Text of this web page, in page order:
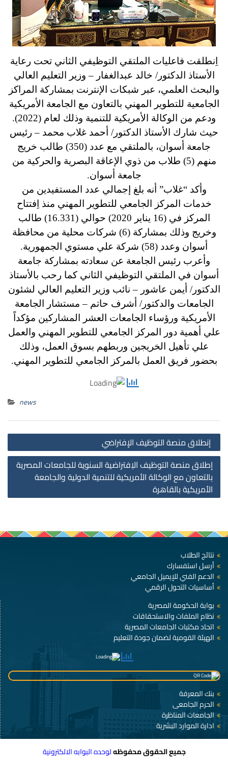
اِنطلقت فاعليات الملتقي التوظيفي الثاني تحت رعاية
الأستاذ الدكتور/ خالد عبدالغفار – وزير التعليم العالي
والبحث العلمي، عبر شبكات الإنترنت بمشاركة المراكز
الجامعية للتطوير المهني بالتعاون مع الجامعة الأمريكية
ودعم من الوكالة الأمريكية للتنمية وذلك لعام (2022).
حيث شارك الأستاذ الدكتور/ أحمد غلاب محمد – رئيس
جامعة أسوان، بالملتقي مع عدد (350) طالب خريج
منهم (5) طلاب من ذوي الإعاقة البصرية والحركية من
جامعة أسوان.
وأكد “غلاب” أنه بلغ إجمالي عدد المستفيدين من
خدمات المركز الجامعي للتطوير المهني منذ اِفتتاح
المركز في (16 يناير 2020) حوالي (16.331) طالب
وخريج وذلك بمشاركة (6) شركات محلية من محافظة
أسوان وعدد (58) شركة علي مستوي الجمهورية.
وأعرب رئيس الجامعة عن سعادته بمشاركة جامعة
أسوان في الملتقي التوظيفي الثاني كما رحب بالأستاذ
الدكتور/ أيمن عاشور – نائب وزير التعليم العالي لشئون
الجامعات والدكتور/ أشرف حاتم – مستشار الجامعة
الأمريكية ورؤساء الجامعات العشر المشاركين مؤكداً
علي أهمية دور المركز الجامعي للتطوير المهني والعمل
علي تأهيل الخريجين وربطهم بسوق العمل، وذلك
بحضور فريق العمل بالمركز الجامعي للتطوير المهني.
news
إنطلاق منصة التوظيف الإفتراضي
إطلاق منصة التوظيف الاِفتراضية السنوية للجامعات المصرية
بالتعاون مع الوكالة الأمريكية للتنمية الدولية والجامعة
الأمريكية بالقاهرة
نتائج الطلاب
أرسل استفسارك
الدعم الفني للإيميل الجامعي
أساسيات التحول الرقمي
بوابة الحكومة المصرية
نظام الملفات والاستحقاقات
اتحاد مكتبات الجامعات المصرية
الهيئة القومية لضمان جودة التعليم
بنك المعرفة
الحرم الجامعى
الجامعات المناظرة
ادارة الموارد البشرية
جميع الحقوق محفوظهلوحده البوابه الالكترونية